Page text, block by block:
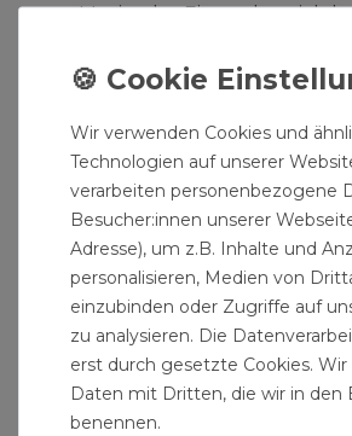
Maximaler Einsatzbereich
Zulässiger Betriebsdruck
Zulässiger Betriebsdruck
zwischen 120 ºC und 300 ºC:
Produktdetails:
Tempergussfitting
Grösse: 1" Zoll
Form: Bogen lang
Winkel: 45° Grad
Aussengewinde /
Wir verwenden Cookies und
Technologien auf unserer
verarbeiten personenbezogene
Besucher:innen unserer
Adresse), um z.B. Inhalte und
personalisieren, Medien von
einzubinden oder Zugriffe auf
zu analysieren. Die
erst durch gesetzte Cookies. Wir
Daten mit Dritten, die wir in den
benennen.